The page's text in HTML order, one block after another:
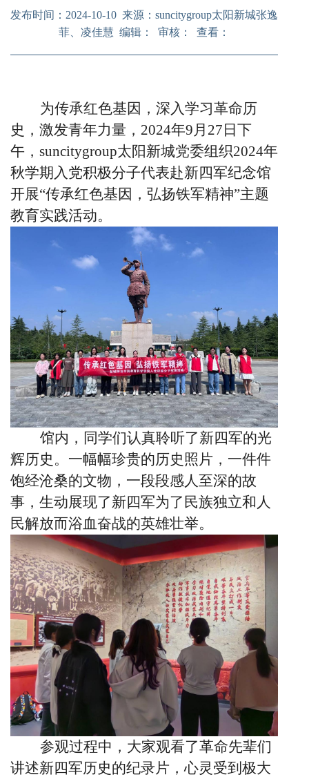
发布时间：2024-10-10 来源：suncitygroup太阳新城张逸
菲、凌佳慧 编辑： 审核： 查看：
为传承红色基因，深入学习革命历
史，激发青年力量， 2024年9月 27 日下
午，suncitygroup太阳新城党委组织2024年
秋学期入党积极分子代表赴新四军纪念馆
开展“传承红色基因，弘扬铁军精神”主题
教育实践活动。
馆内，同学们认真聆听了新四军的光
辉历史。一幅幅珍贵的历史照片，一件件
饱经沧桑的文物，一段段感人至深的故
事，生动展现了新四军为了民族独立和人
民解放而浴血奋战的英雄壮举。
参观过程中，大家观看了革命先辈们
讲述新四军历史的纪录片，心灵受到极大